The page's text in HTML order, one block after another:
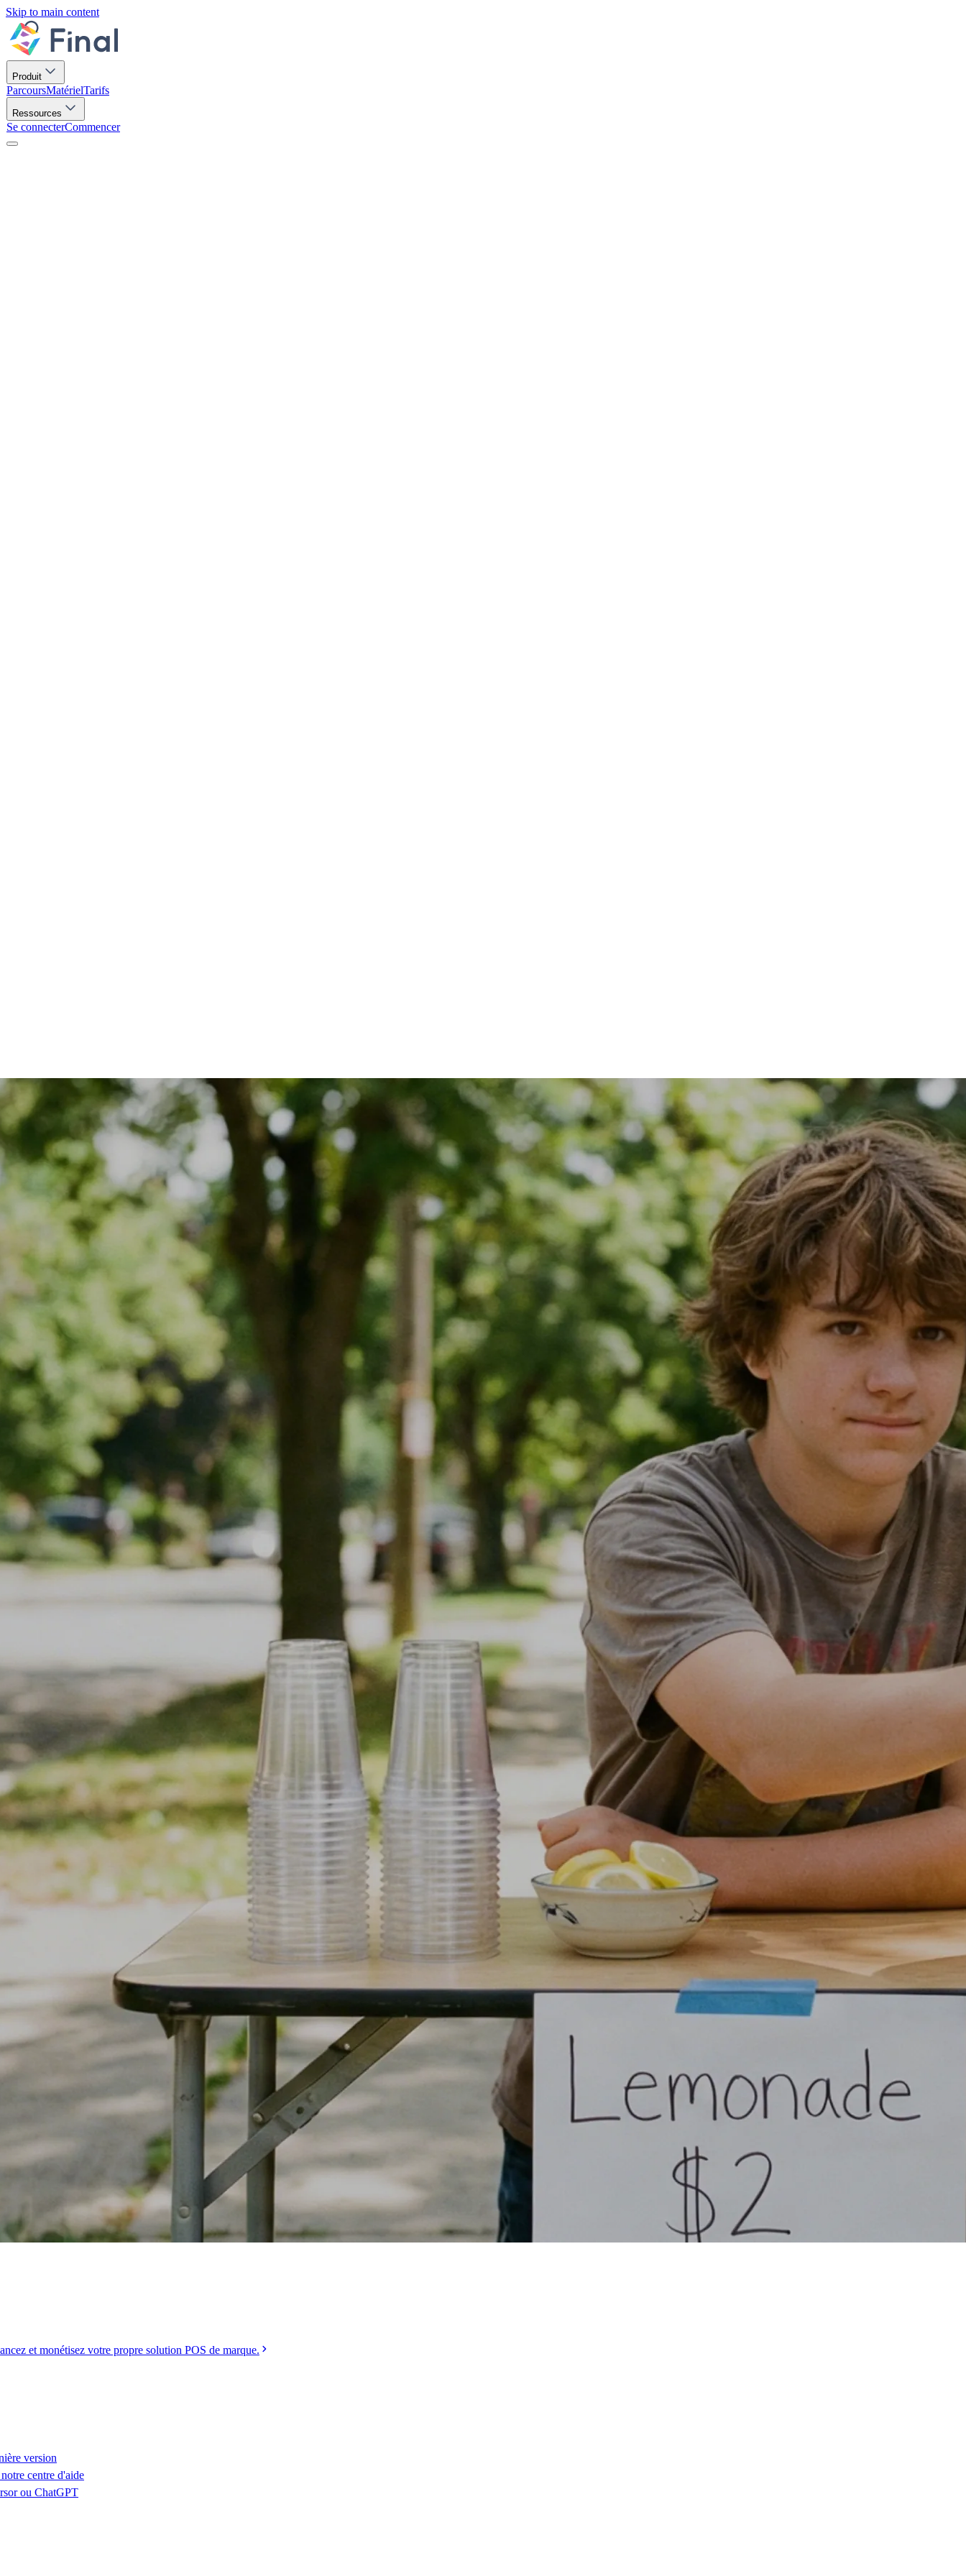
Skip to main content
Produit
ParcoursMatérielTarifs
Ressources
Se connecterCommencer
et monétisez votre propre solution POS de marque.
version
centre d'aide
ou ChatGPT